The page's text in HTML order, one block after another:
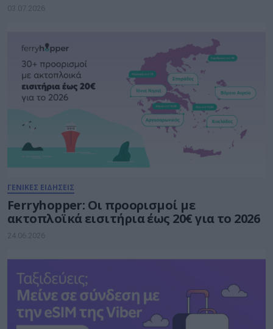
03.07.2026
ΓΕΝΙΚΕΣ ΕΙΔΗΣΕΙΣ
Ferryhopper: Οι προορισμοί με
ακτοπλοϊκά εισιτήρια έως 20€ για το 2026
24.06.2026